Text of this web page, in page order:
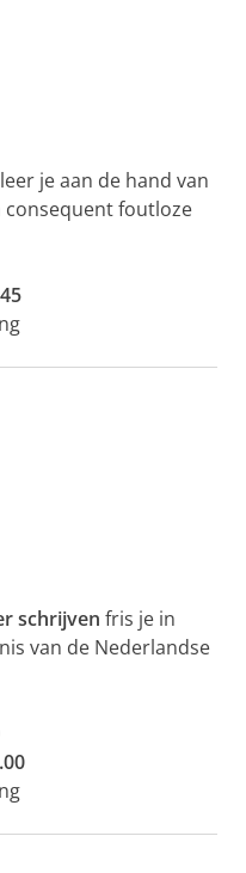
leer je aan de hand van
foutloze
schrijven fris je in
van de Nederlandse